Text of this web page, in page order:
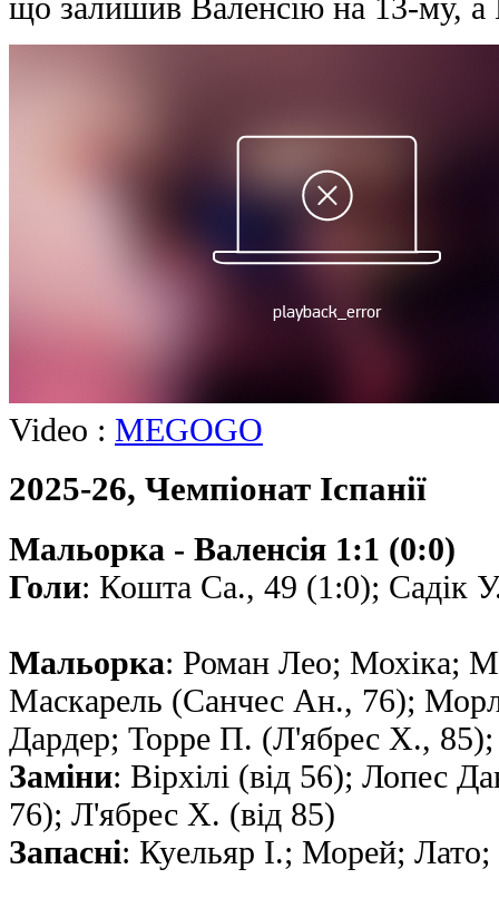
Video : MEGOGO
2025-26, Чемпiонат Іспанії
Мальорка - Валенсія 1:1 (0:0)
Голи: Кошта Са., 49 (1:0); Садік
Мальорка: Роман Лео; Мохiка;
Маскарель (Санчес Ан., 76);
Дардер; Торре П. (Л'ябрес Х., 85);
Заміни: Вірхілі (від 56); Лопес
76); Л'ябрес Х. (від 85)
Запасні: Куельяр I.; Морей;